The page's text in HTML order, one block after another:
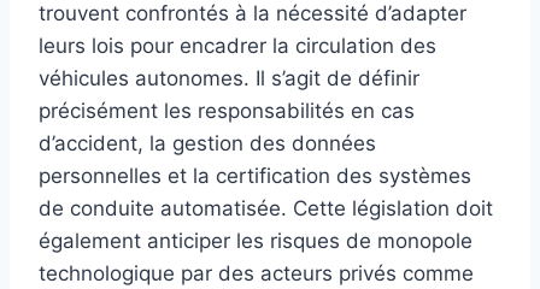
trouvent confrontés à la nécessité d’adapter
leurs lois pour encadrer la circulation des
véhicules autonomes. Il s’agit de définir
précisément les responsabilités en cas
d’accident, la gestion des données
personnelles et la certification des systèmes
de conduite automatisée. Cette législation doit
également anticiper les risques de monopole
technologique par des acteurs privés comme